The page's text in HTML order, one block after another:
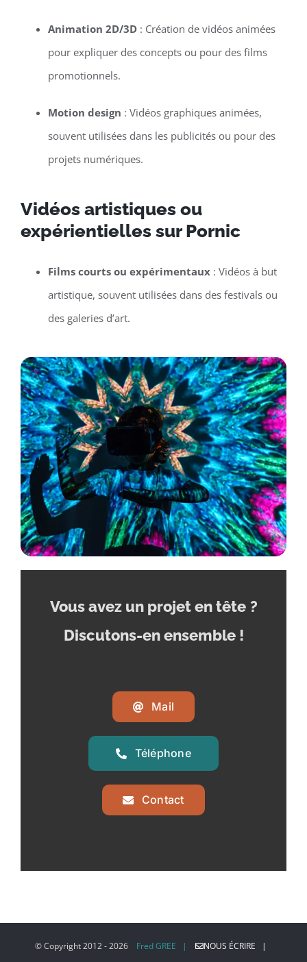
Animation 2D/3D: Création de vidéos animées
pour expliquer des concepts ou pour des films
promotionnels.
Motion design : Vidéos graphiques animées,
souvent utilisées dans les publicités ou pour des
projets numériques.
Vidéos artistiques ou
expérientielles sur Pornic
Films courts ou expérimentaux: Vidéos à but
artistique, souvent utilisées dans des festivals ou
des galeries d’art.
Vous avez un projet en tête ?
Discutons-en ensemble !
Mail
Téléphone
Contact
© Copyright 2012 -2026 Fred GREE |
NOUS ÉCRIRE |